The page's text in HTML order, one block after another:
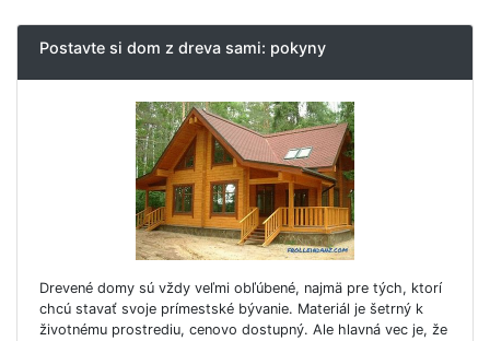
Postavte si dom z dreva sami: pokyny
Drevené domy sú vždy veľmi obľúbené, najmä pre tých, ktorí
chcú stavať svoje prímestské bývanie. Materiál je šetrný k
životnému prostrediu, cenovo dostupný. Ale hlavná vec je, že